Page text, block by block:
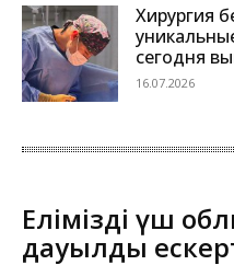
Хирургия
сегодня
16.07.2026